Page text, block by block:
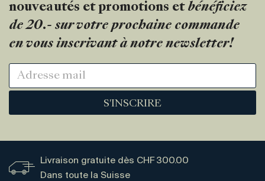
nouveautés et promotions et bénéficiez
de 20.- sur votre prochaine commande
en vous inscrivant à notre newsletter!
S'INSCRIRE
Livraison gratuite dès CHF 300.00
Dans toute la Suisse